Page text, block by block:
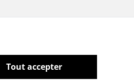
Tout accepter